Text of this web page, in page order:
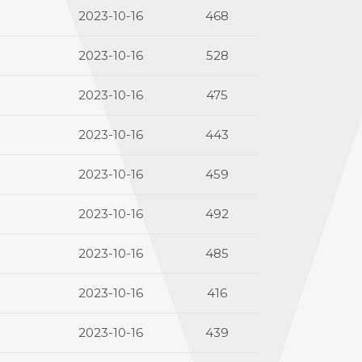
2023-10-16 468
2023-10-16 528
2023-10-16 475
2023-10-16 443
2023-10-16 459
2023-10-16 492
2023-10-16 485
2023-10-16 416
2023-10-16 439